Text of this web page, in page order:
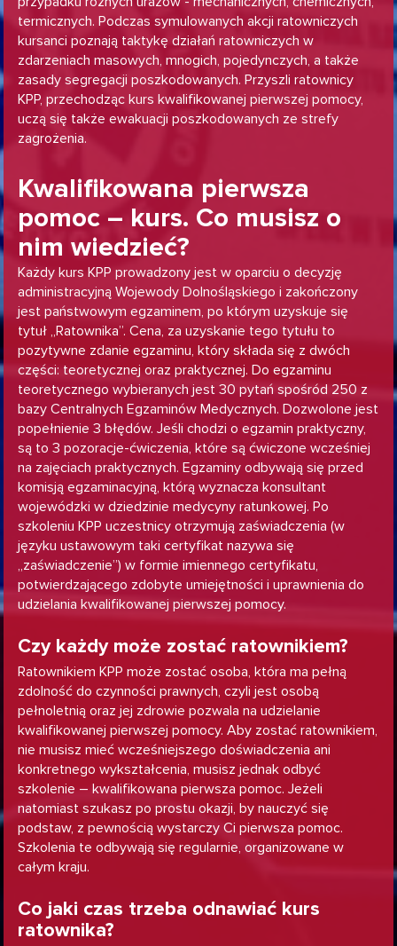
termicznych. Podczas symulowanych akcji ratowniczych
kursanci poznają taktykę działań ratowniczych w
zdarzeniach masowych, mnogich, pojedynczych, a także
zasady segregacji poszkodowanych. Przyszli ratownicy
KPP, przechodząc kurs kwalifikowanej pierwszej pomocy,
uczą się także ewakuacji poszkodowanych ze strefy
zagrożenia.
Kwalifikowana pierwsza
pomoc – kurs. Co musisz o
nim wiedzieć?
Każdy kurs KPP prowadzony jest w oparciu o decyzję
administracyjną Wojewody Dolnośląskiego i zakończony
jest państwowym egzaminem, po którym uzyskuje się
tytuł „Ratownika”. Cena, za uzyskanie tego tytułu to
pozytywne zdanie egzaminu, który składa się z dwóch
części: teoretycznej oraz praktycznej. Do egzaminu
teoretycznego wybieranych jest 30 pytań spośród 250 z
bazy Centralnych Egzaminów Medycznych. Dozwolone jest
popełnienie 3 błędów. Jeśli chodzi o egzamin praktyczny,
są to 3 pozoracje-ćwiczenia, które są ćwiczone wcześniej
na zajęciach praktycznych. Egzaminy odbywają się przed
komisją egzaminacyjną, którą wyznacza konsultant
wojewódzki w dziedzinie medycyny ratunkowej. Po
szkoleniu KPP uczestnicy otrzymują zaświadczenia (w
języku ustawowym taki certyfikat nazywa się
„zaświadczenie”) w formie imiennego certyfikatu,
potwierdzającego zdobyte umiejętności i uprawnienia do
udzielania kwalifikowanej pierwszej pomocy.
Czy każdy może zostać ratownikiem?
Ratownikiem KPP może zostać osoba, która ma pełną
zdolność do czynności prawnych, czyli jest osobą
pełnoletnią oraz jej zdrowie pozwala na udzielanie
kwalifikowanej pierwszej pomocy. Aby zostać ratownikiem,
nie musisz mieć wcześniejszego doświadczenia ani
konkretnego wykształcenia, musisz jednak odbyć
szkolenie – kwalifikowana pierwsza pomoc. Jeżeli
natomiast szukasz po prostu okazji, by nauczyć się
podstaw, z pewnością wystarczy Ci pierwsza pomoc.
Szkolenia te odbywają się regularnie, organizowane w
całym kraju.
Co jaki czas trzeba odnawiać kurs
ratownika?